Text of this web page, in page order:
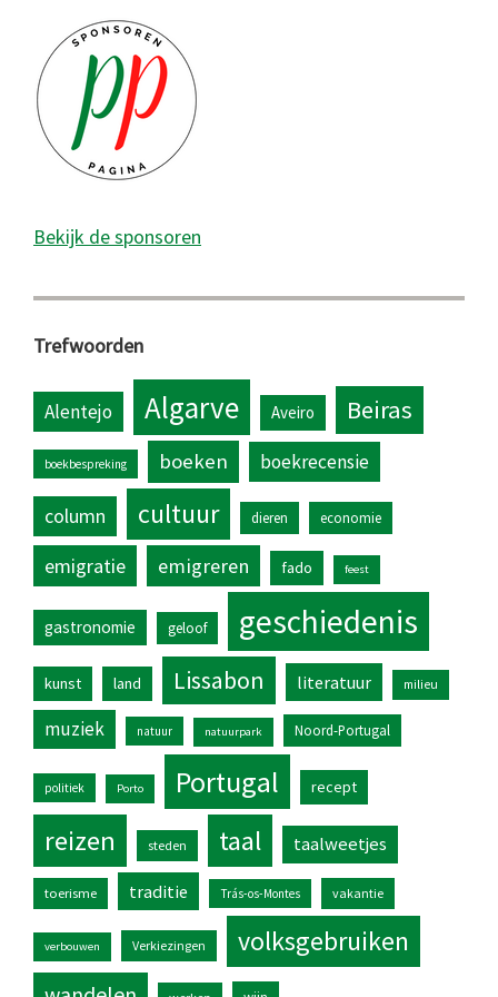
Bekijk de sponsoren
Trefwoorden
Alentejo Algarve Aveiro Beiras
boekbespreking boeken boekrecensie
column cultuur dieren economie
emigratie emigreren fado feest
gastronomie geloof geschiedenis
kunst land Lissabon literatuur milieu
muziek natuur natuurpark Noord-Portugal
politiek Porto Portugal recept
reizen steden taal taalweetjes
toerisme traditie Trás-os-Montes vakantie
verbouwen Verkiezingen volksgebruiken